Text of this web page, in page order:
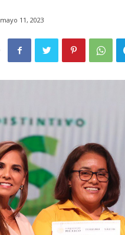
mayo 11, 2023